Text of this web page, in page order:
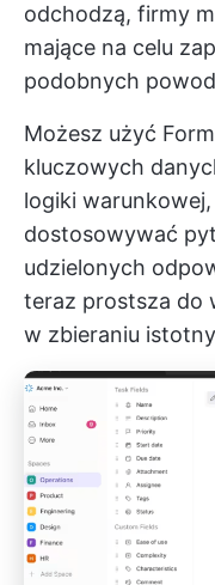
odchodzą, firmy
mające na celu
podobnych
Możesz użyć
kluczowych
logiki
dostosowywać
udzielonych
teraz prostsza do
w zbieraniu